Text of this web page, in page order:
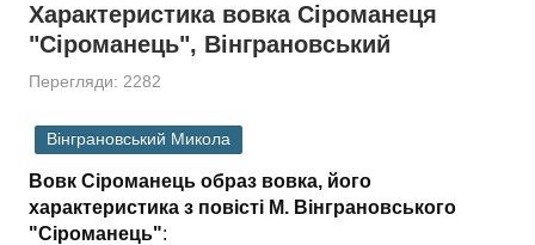
Характеристика вовка Сіроманеця
"Сіроманець", Вінграновський
Перегляди: 2282
Вінграновський Микола
Вовк Сіроманець образ вовка, його
характеристика з повісті М. Вінграновського
"Сіроманець":